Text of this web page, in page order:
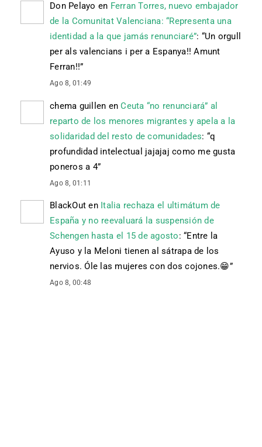
Don Pelayo en Ferran Torres, nuevo embajador
de la Comunitat Valenciana: “Representa una
identidad a la que jamás renunciaré”: “Un orgull
per als valencians i per a Espanya!! Amunt
Ferran!!”
Ago 8, 01:49
chema guillen enCeuta “no renunciará” al
reparto de los menores migrantes y apela a la
solidaridad del resto de comunidades: “q
profundidad intelectual jajajaj como me gusta
poneros a 4”
Ago 8, 01:11
BlackOut en Italia rechaza el ultimátum de
España y no reevaluará la suspensión de
Schengen hasta el 15 de agosto: “Entre la
Ayuso y la Meloni tienen al sátrapa de los
nervios. Óle las mujeres con dos cojones. 😁”
Ago 8, 00:48